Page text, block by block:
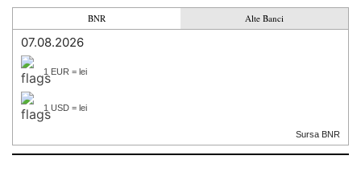
BNR Alte Banci
07.08.2026
1 EUR = lei
1 USD = lei
Sursa BNR